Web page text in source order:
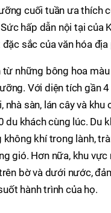
cuối tuần ưa thích
hấp dẫn nội tại của
sắc của văn hóa
từ những bông hoa
Với diện tích gần
sàn, lán cây và
du khách cùng lúc. Du
khí trong lành,
gió. Hơn nữa, khu
bờ và dưới nước,
hành trình của họ.